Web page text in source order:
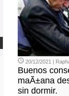
20/12/2021 |
Buenos
maÃ±ana
sin dormir.